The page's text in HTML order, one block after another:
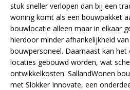
stuk sneller verlopen dan bij een
woning komt als een bouwpakket
bouwlocatie alleen maar in elkaar
hierdoor minder afhankelijkheid
bouwpersoneel. Daarnaast kan
locaties gebouwd worden, wat
ontwikkelkosten. SallandWonen
met Slokker Innovate, een